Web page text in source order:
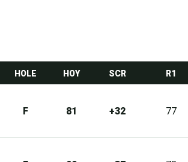
HOLE HOY SCR R1
F 81 +32 77